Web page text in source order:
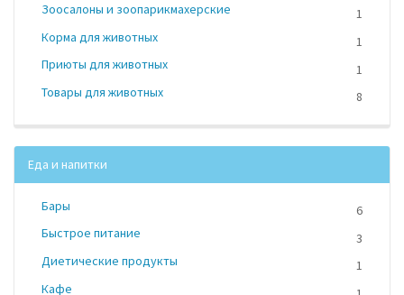
Зоосалоны и зоопарикмахерские
1
Корма для животных
1
Приюты для животных
1
Товары для животных
8
Еда и напитки
Бары
6
Быстрое питание
3
Диетические продукты
1
Кафе